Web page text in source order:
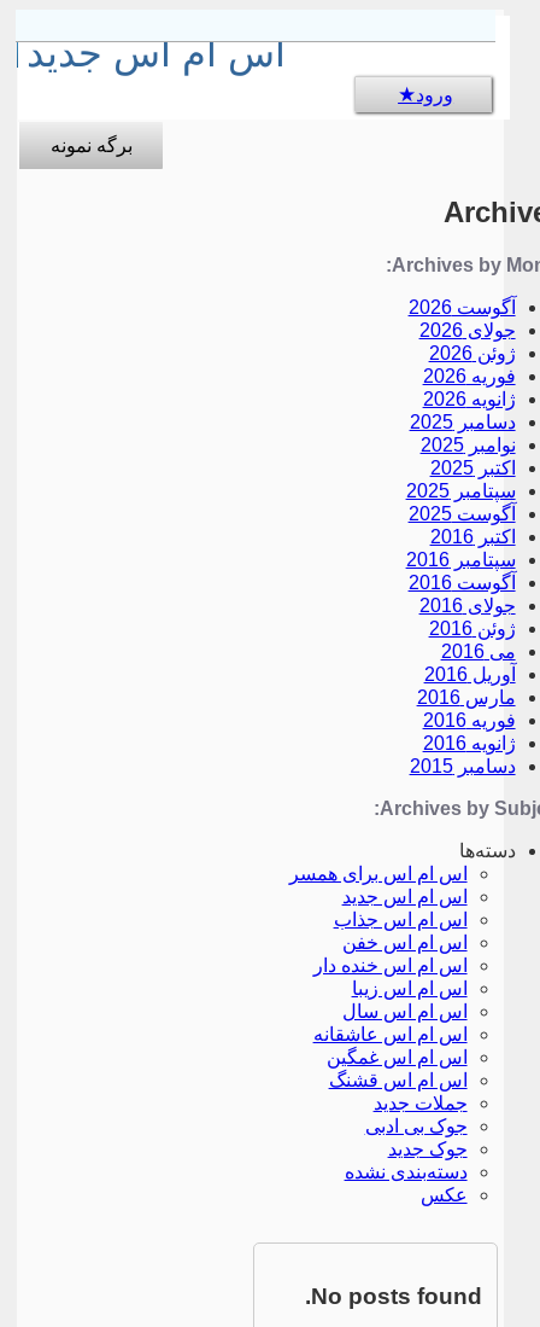
اس ام اس جدید
ورود
برگه نمونه
Archives by
آگوست 2026
جولای 2026
ژوئن 2026
فوریه 2026
ژانویه 2026
دسامبر 2025
نوامبر 2025
اکتبر 2025
سپتامبر 2025
آگوست 2025
اکتبر 2016
سپتامبر 2016
آگوست 2016
جولای 2016
ژوئن 2016
می 2016
آوریل 2016
مارس 2016
فوریه 2016
ژانویه 2016
دسامبر 2015
Archives by
دسته‌ها
اس ام اس برای همسر
اس ام اس جدید
اس ام اس جذاب
اس ام اس خفن
اس ام اس خنده دار
اس ام اس زیبا
اس ام اس سال
اس ام اس عاشقانه
اس ام اس غمگین
اس ام اس قشنگ
جملات جدید
جوک بی ادبی
جوک جدید
دسته‌بندی نشده
عکس
No posts found.